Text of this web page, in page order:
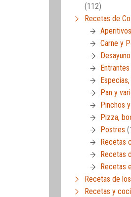
(112)
Recetas de
Aperitivos
Carne y
Entrantes
Pan y
Pinchos
Pizza,
Postres
Recetas
Recetas
Recetas
Recetas de
Recetas y